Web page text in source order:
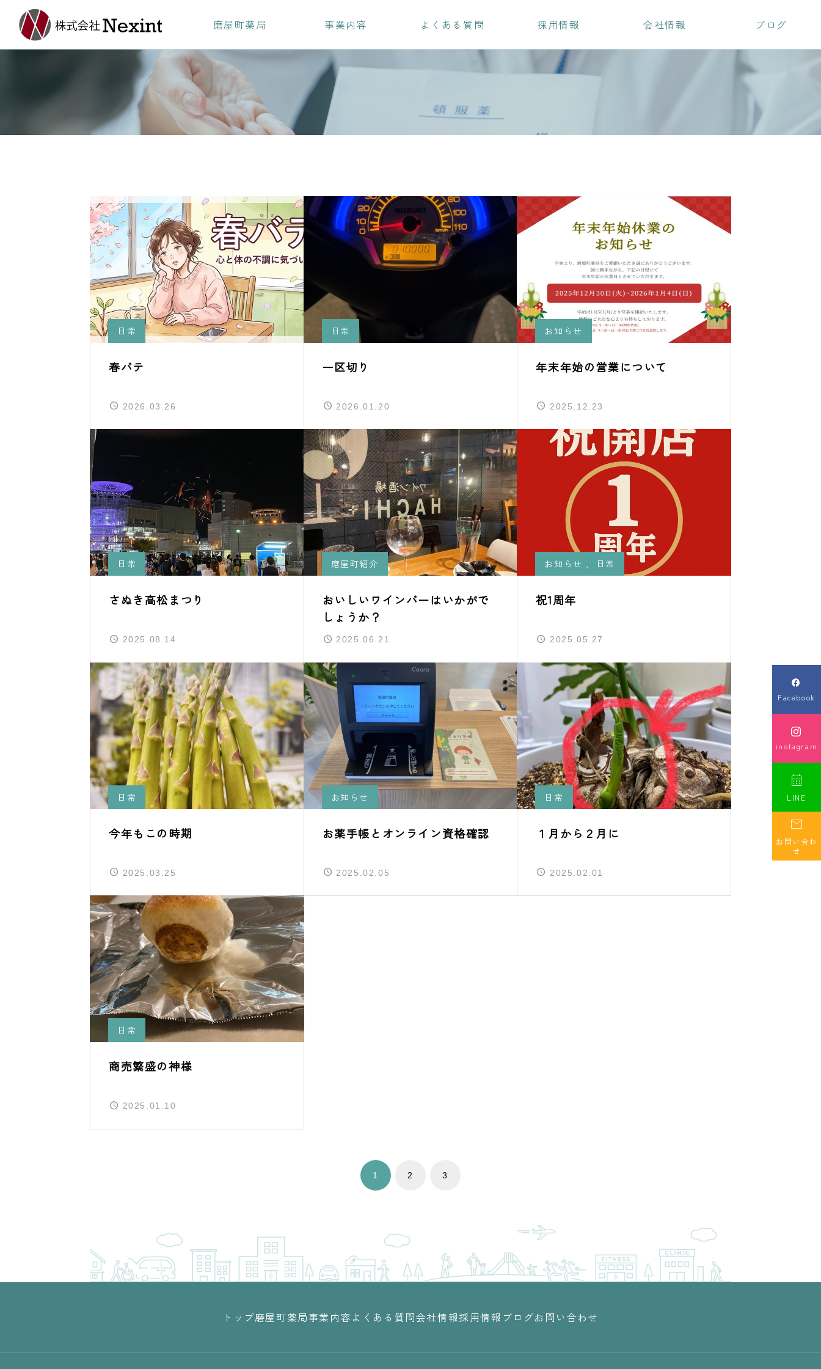
磨屋町薬局 事業内容 よくある質問 採用情報 会社情報 ブログ
日常
春バテ
2026.03.26
日常
一区切り
2026.01.20
お知らせ
年末年始の営業について
2025.12.23
日常
さぬき高松まつり
2025.08.14
磨屋町紹介
おいしいワインバーはいかがで
しょうか？
2025.06.21
お知らせ, 日常
祝1周年
2025.05.27
日常
今年もこの時期
2025.03.25
お知らせ
お薬手帳とオンライン資格確認
2025.02.05
日常
１月から２月に
2025.02.01
日常
商売繁盛の神様
2025.01.10
1 2 3
トップ磨屋町薬局事業内容 よくある質問会社情報採用情報 ブログお問い合わせ

Facebook

instagram

LINE

お問い合わ
せ